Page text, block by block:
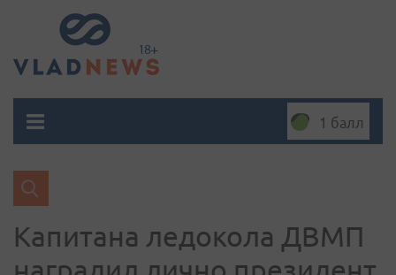
1 балл
Капитана ледокола ДВМП